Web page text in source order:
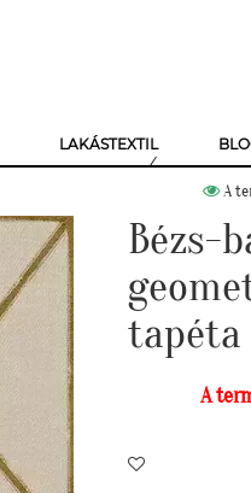
LAKÁSTEXTIL
A
Bézs-
tapéta
A